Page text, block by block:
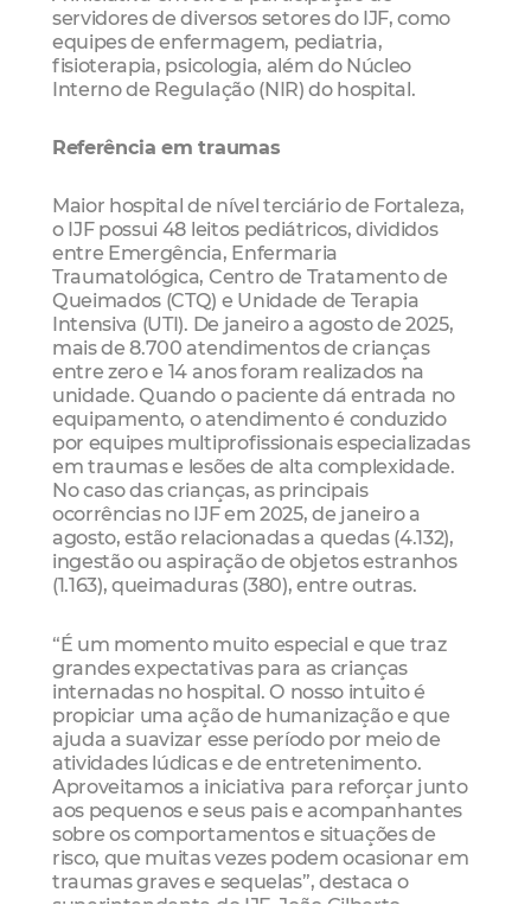
servidores de diversos setores do IJF, como
equipes de enfermagem, pediatria,
fisioterapia, psicologia, além do Núcleo
Interno de Regulação (NIR) do hospital.
Referência em traumas
Maior hospital de nível terciário de Fortaleza,
o IJF possui 48 leitos pediátricos, divididos
entre Emergência, Enfermaria
Traumatológica, Centro de Tratamento de
Queimados (CTQ) e Unidade de Terapia
Intensiva (UTI). De janeiro a agosto de 2025,
mais de 8.700 atendimentos de crianças
entre zero e 14 anos foram realizados na
unidade. Quando o paciente dá entrada no
equipamento, o atendimento é conduzido
por equipes multiprofissionais especializadas
em traumas e lesões de alta complexidade.
No caso das crianças, as principais
ocorrências no IJF em 2025, de janeiro a
agosto, estão relacionadas a quedas (4.132),
ingestão ou aspiração de objetos estranhos
(1.163), queimaduras (380), entre outras.
“É um momento muito especial e que traz
grandes expectativas para as crianças
internadas no hospital. O nosso intuito é
propiciar uma ação de humanização e que
ajuda a suavizar esse período por meio de
atividades lúdicas e de entretenimento.
Aproveitamos a iniciativa para reforçar junto
aos pequenos e seus pais e acompanhantes
sobre os comportamentos e situações de
risco, que muitas vezes podem ocasionar em
traumas graves e sequelas”, destaca o
superintendente do IJF, João Gilberto